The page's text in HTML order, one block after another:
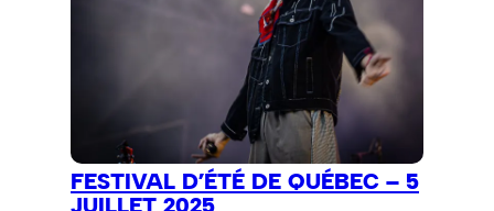
FESTIVAL D’ÉTÉ DE QUÉBEC – 5
JUILLET 2025